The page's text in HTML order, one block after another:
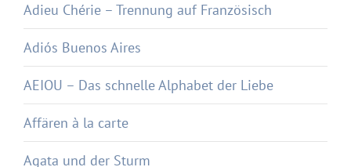
Adieu Chérie – Trennung auf Französisch
Adiós Buenos Aires
AEIOU – Das schnelle Alphabet der Liebe
Affären à la carte
Agata und der Sturm